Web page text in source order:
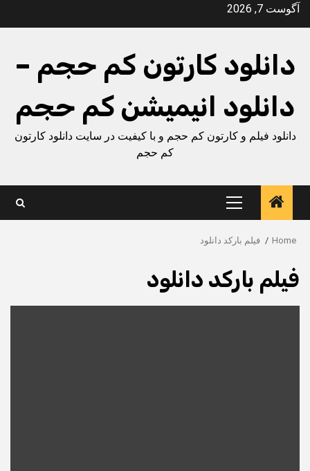
Skipآگوست 7, 2026
دانلود کارتون کم حجم –
دانلود انیمیشن کم حجم
دانلود فیلم و کارتون کم حجم و با کیفیت در سایت دانلود کارتون
کم حجم
Primary
Menu
Home فیلم بارکد دانلود
فیلم بارکد دانلود